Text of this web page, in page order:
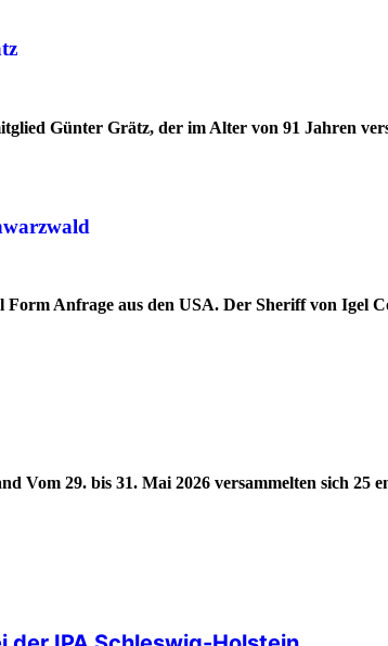
Günter Grätz, der im Alter von 91 Jahren
Anfrage aus den USA. Der Sheriff von Igel
Vom 29. bis 31. Mai 2026 versammelten sich 25